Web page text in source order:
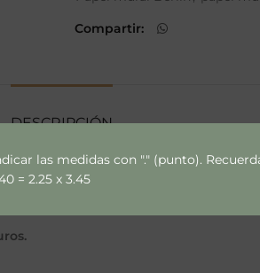
las medidas con "." (punto).
= 2.25 x 3.45
Compartir
DESCRIPCIÓN